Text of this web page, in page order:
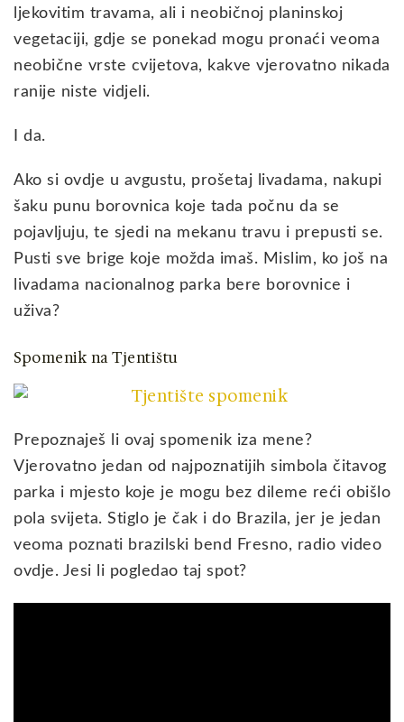
ljekovitim travama, ali i neobičnoj planinskoj
vegetaciji, gdje se ponekad mogu pronaći veoma
neobične vrste cvijetova, kakve vjerovatno nikada
ranije niste vidjeli.
I da.
Ako si ovdje u avgustu, prošetaj livadama, nakupi
šaku punu borovnica koje tada počnu da se
pojavljuju, te sjedi na mekanu travu i prepusti se.
Pusti sve brige koje možda imaš. Mislim, ko još na
livadama nacionalnog parka bere borovnice i
uživa?
Spomenik na Tjentištu
Prepoznaješ li ovaj spomenik iza mene?
Vjerovatno jedan od najpoznatijih simbola čitavog
parka i mjesto koje je mogu bez dileme reći obišlo
pola svijeta. Stiglo je čak i do Brazila, jer je jedan
veoma poznati brazilski bend Fresno, radio video
ovdje. Jesi li pogledao taj spot?